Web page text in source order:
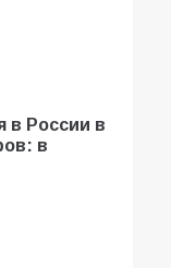
в России в
в